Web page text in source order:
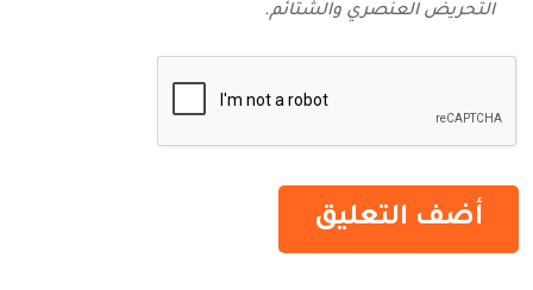
التحريض العنصري والشتائم‬.